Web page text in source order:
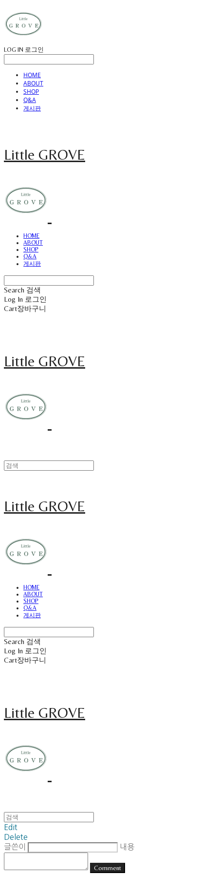
LOG IN 로그인
HOME
ABOUT
SHOP
Q&A
게시판
Little GROVE
HOME
ABOUT
SHOP
Q&A
게시판
Search 검색
Log In 로그인
Cart장바구니
Little GROVE
Little GROVE
HOME
ABOUT
SHOP
Q&A
게시판
Search 검색
Log In 로그인
Cart장바구니
Little GROVE
Edit
Delete
글쓴이
내용
Comment